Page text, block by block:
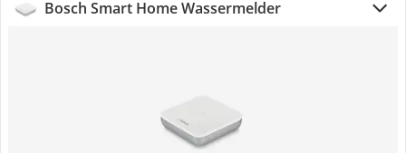
Bosch Smart Home Wassermelder